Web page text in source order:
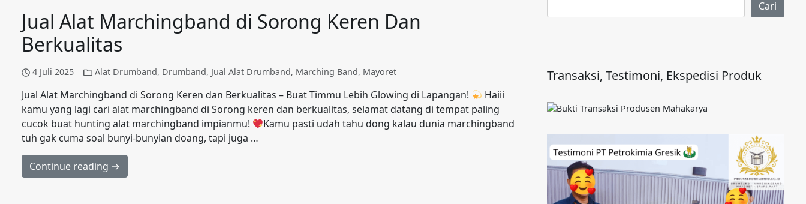
Jual Alat Marchingband di Sorong Keren Dan
Berkualitas
4 Juli 2025 Alat Drumband, Drumband, Jual Alat Drumband, Marching Band, Mayoret
Jual Alat Marchingband di Sorong Keren dan Berkualitas – Buat Timmu Lebih Glowing di Lapangan!
Haiii
kamu yang lagi cari alat marchingband di Sorong keren dan berkualitas, selamat datang di tempat paling
cucok buat hunting alat marchingband impianmu!
Kamu pasti udah tahu dong kalau dunia marchingband
tuh gak cuma soal bunyi-bunyian doang, tapi juga …
Continue reading →
Cari
Transaksi, Testimoni, Ekspedisi Produk